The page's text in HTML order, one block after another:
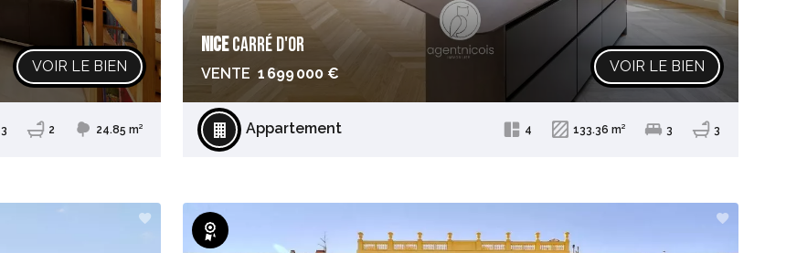
VOIR LE BIEN
3 2 24.85 m²
NICECARRÉ D'OR
VENTE 1 699 000 € VOIR LE BIEN
Appartement 4 133.36 m² 3 3